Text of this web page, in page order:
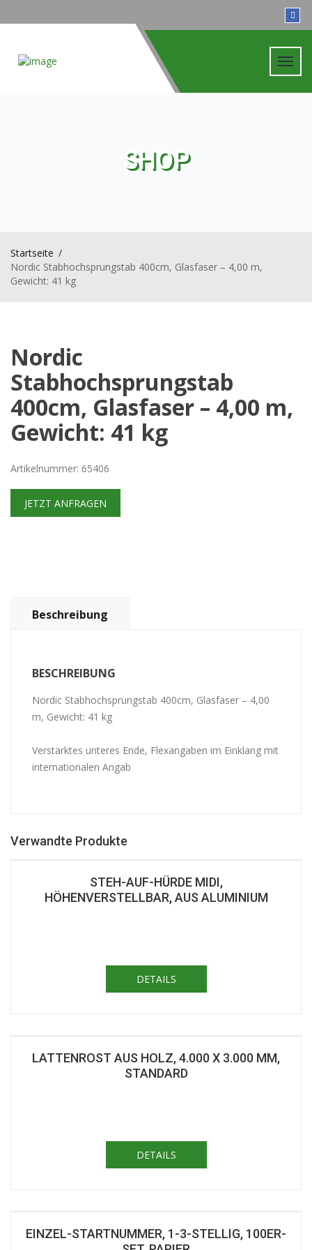
SHOP
Startseite
Nordic Stabhochsprungstab 400cm, Glasfaser – 4,00 m,
Gewicht: 41 kg
Nordic
Stabhochsprungstab
400cm, Glasfaser – 4,00 m,
Gewicht: 41 kg
Artikelnummer: 65406
JETZT ANFRAGEN
Beschreibung
BESCHREIBUNG
Nordic Stabhochsprungstab 400cm, Glasfaser – 4,00
m, Gewicht: 41 kg
Verstärktes unteres Ende, Flexangaben im Einklang mit
internationalen Angab
Verwandte Produkte
STEH-AUF-HÜRDE MIDI,
HÖHENVERSTELLBAR, AUS ALUMINIUM
DETAILS
LATTENROST AUS HOLZ, 4.000 X 3.000 MM,
STANDARD
DETAILS
EINZEL-STARTNUMMER, 1-3-STELLIG, 100ER-